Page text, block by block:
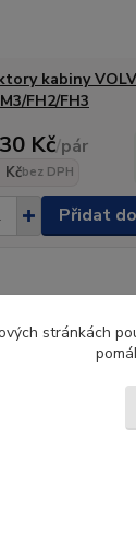
kabiny
FH2/FH3
Kč/pár
Kčbez DPH
Přidat
stránkách